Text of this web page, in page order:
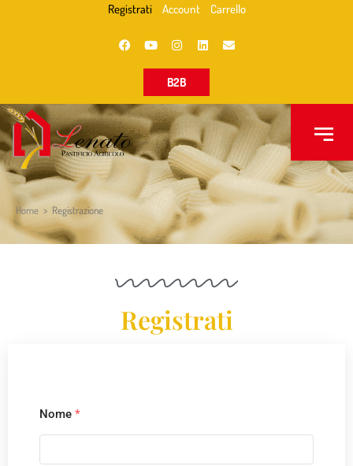
Registrati Account Carrello
B2B
Home > Registrazione
Registrati
Nome *